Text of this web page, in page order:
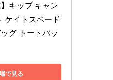
キップ キャン
ケイトスペード
グ トートバッ
で見る